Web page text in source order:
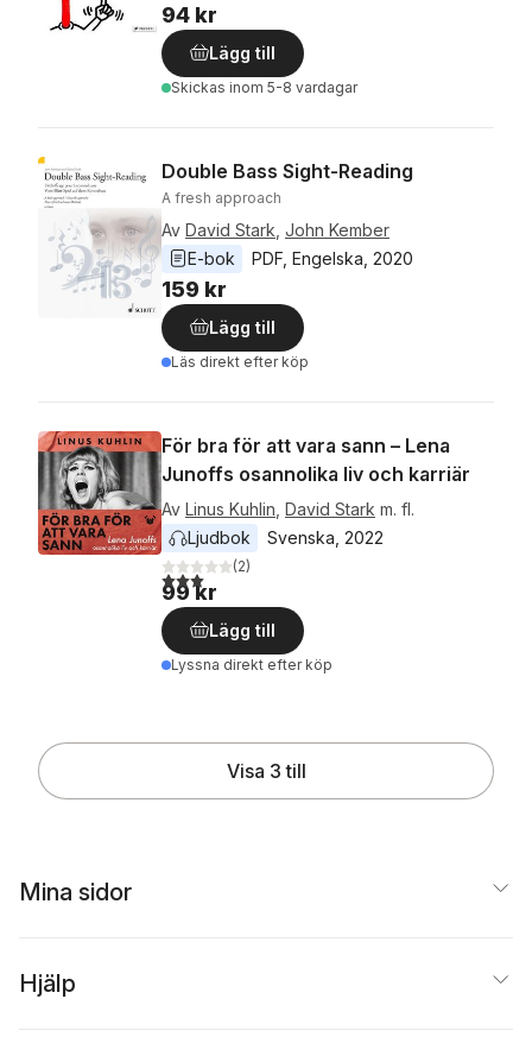
94 kr
Lägg till
Skickas inom 5-8 vardagar
Double Bass Sight-Reading
A fresh approach
Av David Stark John Kember
E-bok
PDF Engelska 2020
159 kr
Lägg till
Läs direkt efter köp
För bra för att vara sann – Lena
Junoffs osannolika liv och karriär
Av Linus Kuhlin David Stark m. fl.
Ljudbok
Svenska 2022
3,0utav 5 stjärnor. Totalt antal röster:
(2)
99 kr
Lägg till
Lyssna direkt efter köp
Visa 3 till
Mina sidor
Hjälp